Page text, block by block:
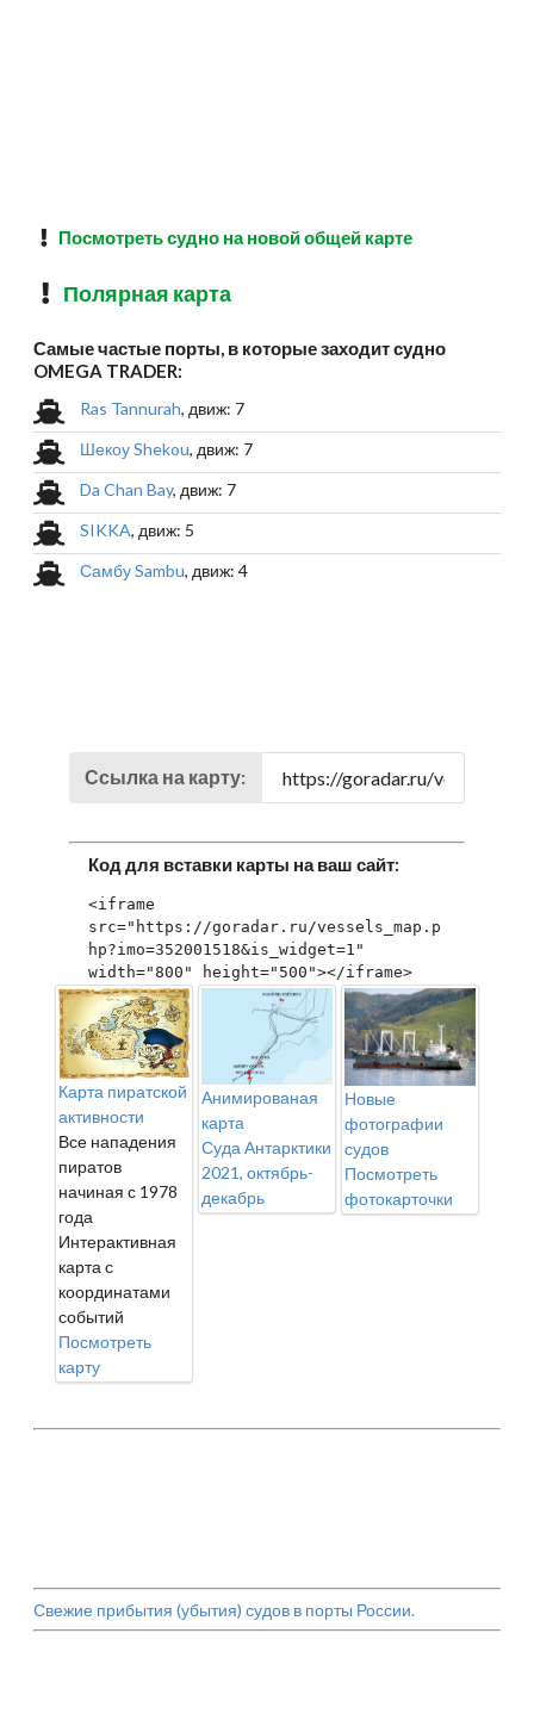
Посмотреть судно на новой общей карте
Полярная карта
Самые частые порты, в которые заходит судно
OMEGA TRADER:
Ras Tannurah, движ: 7
Шекоу Shekou, движ: 7
Da Chan Bay, движ: 7
SIKKA, движ: 5
Самбу Sambu, движ: 4
Ссылка на карту:
Код для вставки карты на ваш сайт:
<iframe
src="https://goradar.ru/vessels_map.p
hp?imo=352001518&is_widget=1"
width="800" height="500"></iframe>
Карта пиратской
активности
Все нападения
пиратов
начиная с 1978
года
Интерактивная
карта с
координатами
событий
Посмотреть
карту
Анимированая
карта
Суда Антарктики
2021, октябрь-
декабрь
Новые
фотографии
судов
Посмотреть
фотокарточки
Свежие прибытия (убытия) судов в порты России.